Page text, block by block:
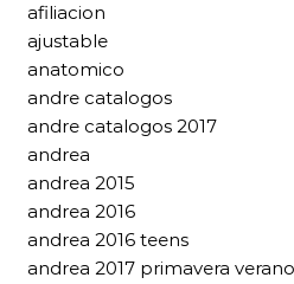
afiliacion
ajustable
anatomico
andre catalogos
andre catalogos 2017
andrea
andrea 2015
andrea 2016
andrea 2016 teens
andrea 2017 primavera verano